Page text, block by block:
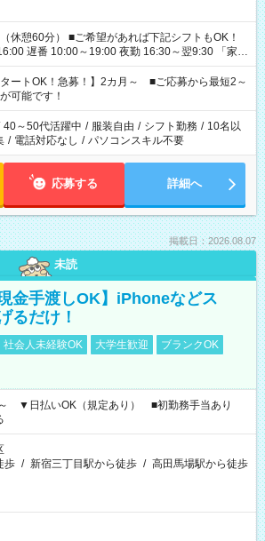
望があれば下記シフトもOK！
遅番 10:00～19:00 夜勤 16:30～翌9:30 「家族
せたい」 「余裕を持って夕飯の準備がしたい」
業はしたくない」 など、ご希望を教えてください
お仕事の勤務時間。 合計で週40時間を超える場
ません。
タートOK！急募！】2カ月～ ■ご応募から最短2～
可能です！
40～50代活躍中 / 服装自由 / シフト勤務 / 10名以
/ 電話対応なし / パソコンスキル不要
応募する 詳細へ
掲載日：2026.08.07
未読
金手渡しOK】iPhoneなどス
るだけ！
社会人未経験OK 大学生歓迎
ブランクOK
▼日払いOK（規定あり） ■初勤務手当あり
歩 / 新宿三丁目駅から徒歩 / 高田馬場駅から徒歩